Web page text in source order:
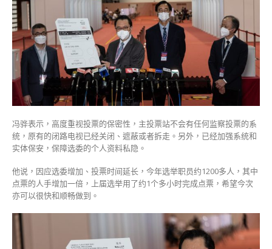
票〉
中
冯骅表示，高度重视投票的保密性，主投票站不会有任何监察投票的系
统，原有的闭路电视已经关闭、遮蔽或者拆走。另外，已经加强系统和
实体保安，保障选委的个人资料私隐。
他说，因应选委增加、投票时间延长，今年选举职员约1200多人，其中
点票的人手增加一倍，上届选举用了约1个多小时完成点票，希望今次
亦可以很快和顺畅做到。